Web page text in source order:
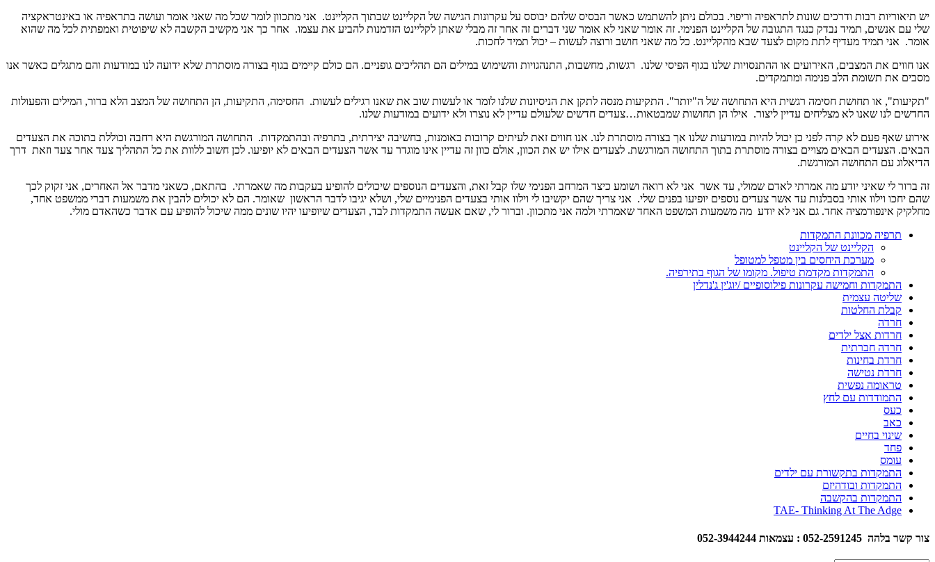
יש תיאוריות רבות ודרכים שונות לתראפיה וריפוי. בכולם ניתן להשתמש כאשר הבסיס שלהם יבוסס על עקרונות הגישה של הקליינט שבתוך הקליינט. אני מתכוון לומר שכל מה שאני אומר ועושה בתראפיה או באינטראקציה
שלי עם אנשים, תמיד נבדק כנגד התגובה של הקליינט הפנימי. זה אומר שאני לא אומר שני דברים זה אחר זה מבלי שאתן לקליינט הזדמנות להביע את עצמו. אחר כך אני מקשיב הקשבה לא שיפוטית ואמפתית לכל מה שהוא
אומר. אני תמיד מעדיף לתת מקום לצעד שבא מהקליינט. כל מה שאני חושב ורוצה לעשות – יכול תמיד לחכות.
אנו חווים את המצבים, האירועים או ההתנסויות שלנו בגוף הפיסי שלנו. רגשות, מחשבות, התנהגויות והשימוש במילים הם תהליכים גופניים. הם כולם קיימים בגוף בצורה מוסתרת שלא ידועה לנו במודעות והם מתגלים כאשר אנו
מסבים את תשומת הלב פנימה ומתמקדים.
"תקיעות", או תחושת חסימה רגשית היא התחושה של ה"יותר". התקיעות מנסה לתקן את הניסיונות שלנו לומר או לעשות שוב את שאנו רגילים לעשות. החסימה, התקיעות, הן התחושה של המצב הלא ברור, המילים והפעולות
החדשים לנו שאנו לא מצליחים עדיין ליצור. אילו הן תחושות שמבטאות…צעדים חדשים שלעולם עדיין לא נוצרו ולא ידועים במודעות שלנו.
אירוע שאף פעם לא קרה לפני כן יכול להיות במודעות שלנו אך בצורה מוסתרת לנו. אנו חווים זאת לעיתים קרובות באומנות, בחשיבה יצירתית, בתרפיה ובהתמקדות. התחושה המורגשת היא רחבה וכוללת בתוכה את הצעדים
הבאים. הצעדים הבאים מצויים בצורה מוסתרת בתוך התחושה המורגשת. לצעדים אילו יש את הכוון, אולם כוון זה עדיין אינו מוגדר עד אשר הצעדים הבאים לא יופיעו. לכן חשוב ללוות את כל התהליך צעד אחר צעד וזאת דרך
הדיאלוג עם התחושה המורגשת.
זה ברור לי שאיני יודע מה אמרתי לאדם שמולי, עד אשר אני לא רואה ושומע כיצד המרחב הפנימי שלו קבל זאת, והצעדים הנוספים שיכולים להופיע בעקבות מה שאמרתי. בהתאם, כשאני מדבר אל האחרים, אני זקוק לכך
שהם יחכו וילוו אותי בסבלנות עד אשר צעדים נוספים יופיעו בפנים שלי. אני צריך שהם יקשיבו לי וילוו אותי בצעדים הפנימיים שלי, ושלא יגיבו לדבר הראשון שאומר. הם לא יכולים להבין את משמעות דברי ממשפט אחד,
מחלקיק אינפורמציה אחד. גם אני לא יודע מה משמעות המשפט האחד שאמרתי ולמה אני מתכוון. וברור לי, שאם אעשה התמקדות לבד, הצעדים שיופיעו יהיו שונים ממה שיכול להופיע עם אדבר כשהאדם מולי.
תרפיה מכוונת התמקדות
הקליינט של הקליינט
מערכת היחסים בין מטפל למטופל
התמקדות מקדמת טיפול. מקומו של הגוף בתירפיה.
התמקדות וחמישה עקרונות פילוסופיים /יוג'ין ג'נדלין
שליטה עצמית
קבלת החלטות
חרדה
חרדות אצל ילדים
חרדה חברתית
חרדת בחינות
חרדת נטישה
טראומה נפשית
התמודדות עם לחץ
כעס
כאב
שינוי בחיים
פחד
עומס
התמקדות בתקשורת עם ילדים
התמקדות ובודהיזם
התמקדות בהקשבה
TAE- Thinking At The Adge
צור קשר בלהה 052-2591245 : עצמאות 052-3944244